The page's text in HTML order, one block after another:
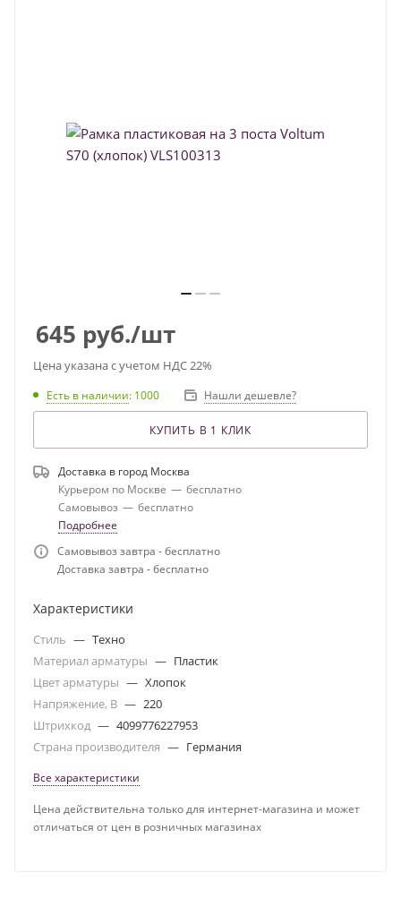
645 руб./шт
Цена указана с учетом НДС 22%
Есть в наличии: 1000 Нашли дешевле?
КУПИТЬ В 1 КЛИК
Доставка в город Москва
Курьером по Москве — бесплатно
Самовывоз — бесплатно
Подробнее
Самовывоз завтра - бесплатно
Доставка завтра - бесплатно
Характеристики
Стиль — Техно
Материал арматуры — Пластик
Цвет арматуры — Хлопок
Напряжение, В — 220
Штрихкод — 4099776227953
Страна производителя — Германия
Все характеристики
Цена действительна только для интернет-магазина и может
отличаться от цен в розничных магазинах